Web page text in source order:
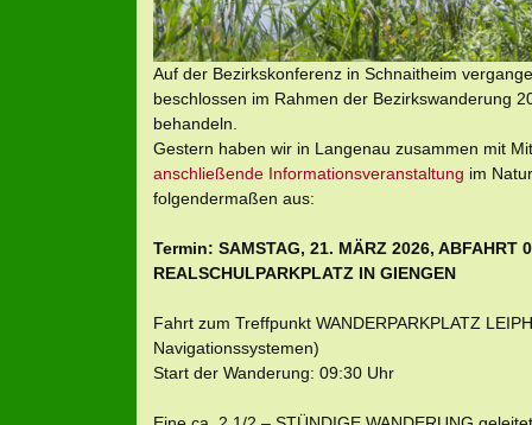
Auf der Bezirkskonferenz in Schnaitheim
beschlossen im Rahmen der Bezirkswanderung
behandeln.
Gestern haben wir in Langenau zusammen mit
anschließende Informationsveranstaltung im
folgendermaßen aus:
Termin: SAMSTAG, 21. MÄRZ 2026, ABFAHRT
REALSCHULPARKPLATZ IN GIENGEN
Fahrt zum Treffpunkt WANDERPARKPLATZ
Navigationssystemen)
Start der Wanderung: 09:30 Uhr